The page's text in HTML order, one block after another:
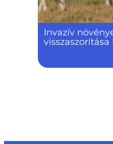
Invazív
visszaszorítása